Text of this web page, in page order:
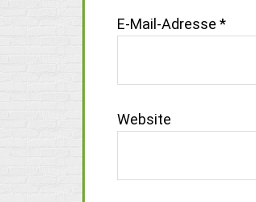
E-Mail-Adresse *
Website